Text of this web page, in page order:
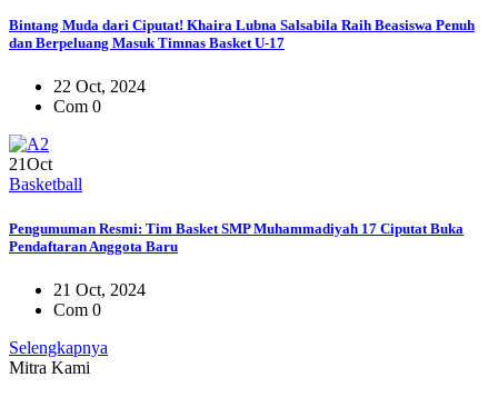
Bintang Muda dari Ciputat! Khaira Lubna Salsabila Raih Beasiswa Penuh
dan Berpeluang Masuk Timnas Basket U-17
22 Oct, 2024
Com 0
21Oct
Basketball
Pengumuman Resmi: Tim Basket SMP Muhammadiyah 17 Ciputat Buka
Pendaftaran Anggota Baru
21 Oct, 2024
Com 0
Selengkapnya
Mitra Kami